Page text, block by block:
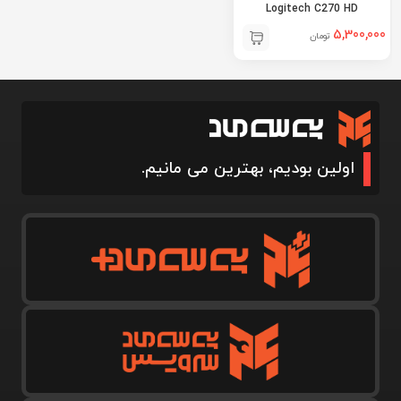
Logitech C270 HD
5,300,000 تومان
اولین بودیم، بهترین می مانیم.